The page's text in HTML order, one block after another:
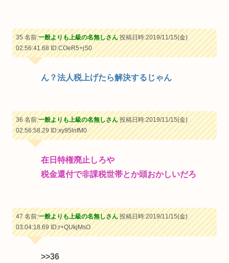
35 名前:一般よりも上級の名無しさん投稿日時:2019/11/15(金)
02:56:41.68ID:COeR5+jS0
ん？法人税上げたら解決するじゃん
36 名前:一般よりも上級の名無しさん投稿日時:2019/11/15(金)
02:56:58.29ID:xy95lnfM0
在日特権廃止しろや
税金還付で非課税世帯とか頭おかしいだろ
47 名前:一般よりも上級の名無しさん投稿日時:2019/11/15(金)
03:04:18.69ID:r+QUkjMsO
>>36